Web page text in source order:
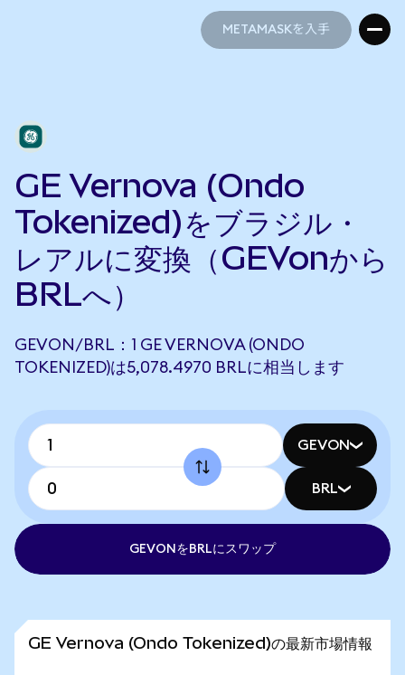
METAMASKを入手
GE Vernova (Ondo
Tokenized)をブラジル・
レアルに変換（GEVonから
BRLへ）
GEVON/BRL：1 GE VERNOVA (ONDO
TOKENIZED)は5,078.4970 BRLに相当します
GEVON
BRL
GEVONをBRLにスワップ
GE Vernova (Ondo Tokenized)の最新市場情報